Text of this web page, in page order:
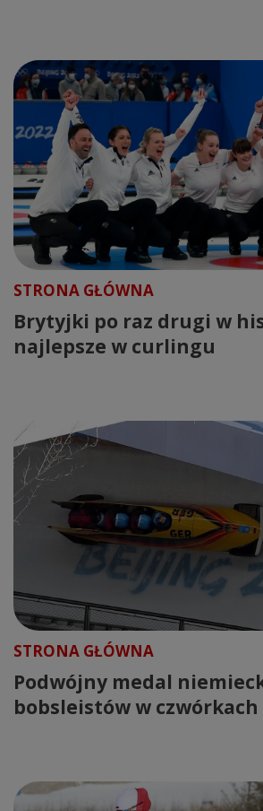
STRONA GŁÓWNA
Brytyjki po raz drugi w
najlepsze w curlingu
STRONA GŁÓWNA
Podwójny medal
bobsleistów w czwórkach